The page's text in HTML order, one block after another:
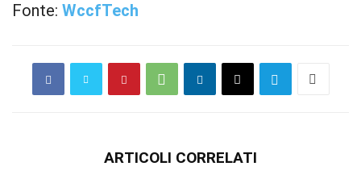
Fonte: WccfTech
ARTICOLI CORRELATI